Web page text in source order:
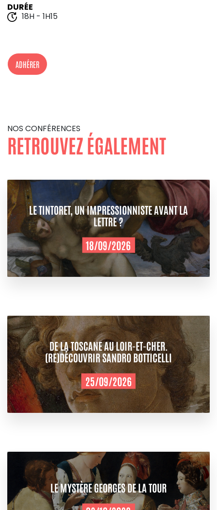
DURÉE
18H - 1H15
ADHÉRER
NOS CONFÉRENCES
RETROUVEZ ÉGALEMENT
LE TINTORET, UN IMPRESSIONNISTE AVANT LA
LETTRE ?
18/09/2026
DE LA TOSCANE AU LOIR-ET-CHER.
(RE)DÉCOUVRIR SANDRO BOTTICELLI
25/09/2026
LE MYSTÈRE GEORGES DE LA TOUR